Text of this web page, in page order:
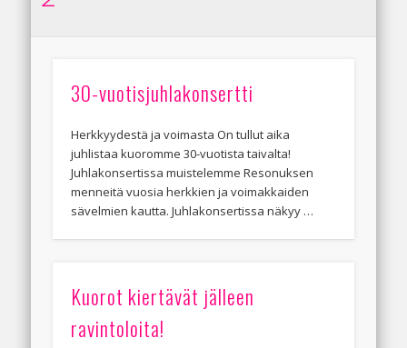
30-vuotisjuhlakonsertti
Herkkyydestä ja voimasta On tullut aika
juhlistaa kuoromme 30-vuotista taivalta!
Juhlakonsertissa muistelemme Resonuksen
menneitä vuosia herkkien ja voimakkaiden
sävelmien kautta. Juhlakonsertissa näkyy …
Kuorot kiertävät jälleen
ravintoloita!